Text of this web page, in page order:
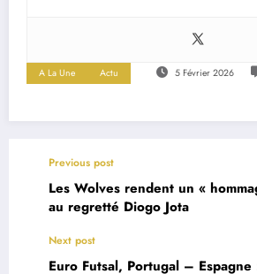
A La Une Actu 5 Février 2026
Previous post
Les Wolves rendent un «
au regretté Diogo Jota
Next post
Euro Futsal, Portugal –